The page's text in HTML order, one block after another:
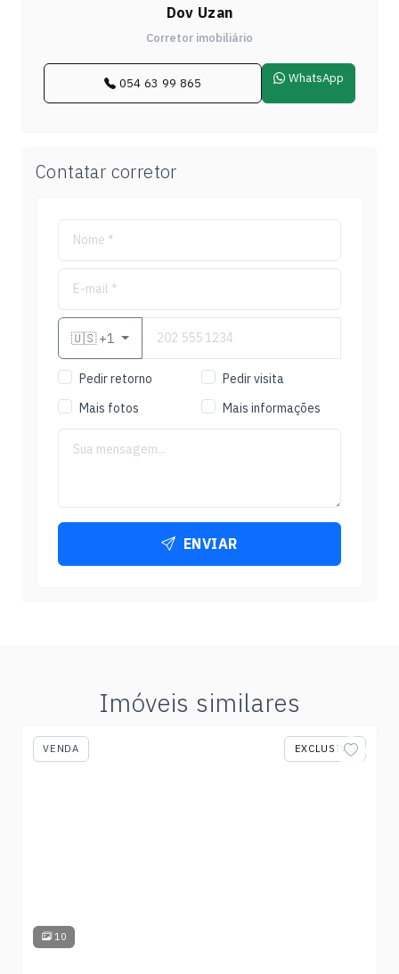
Dov Uzan
Corretor imobiliário
054 63 99 865 WhatsApp
Contatar corretor
🇺🇸+1
Pedir retorno
Pedir visita
Mais fotos
Mais informações
ENVIAR
Imóveis similares
VENDA EXCLUSIVO
10